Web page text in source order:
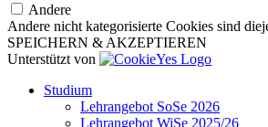
Andere
Andere nicht kategorisierte Cookies sind
SPEICHERN & AKZEPTIEREN
Unterstützt von
Studium
Lehrangebot SoSe 2026
Lehrangebot WiSe 2025/26